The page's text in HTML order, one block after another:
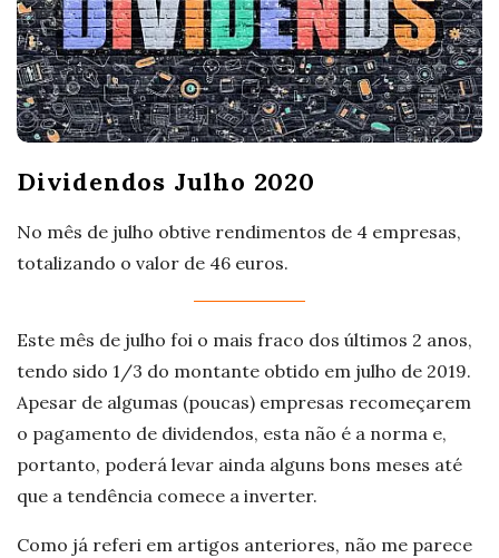
Dividendos Julho 2020
No mês de julho obtive rendimentos de 4 empresas,
totalizando o valor de 46 euros.
Este mês de julho foi o mais fraco dos últimos 2 anos,
tendo sido 1/3 do montante obtido em julho de 2019.
Apesar de algumas (poucas) empresas recomeçarem
o pagamento de dividendos, esta não é a norma e,
portanto, poderá levar ainda alguns bons meses até
que a tendência comece a inverter.
Como já referi em artigos anteriores, não me parece